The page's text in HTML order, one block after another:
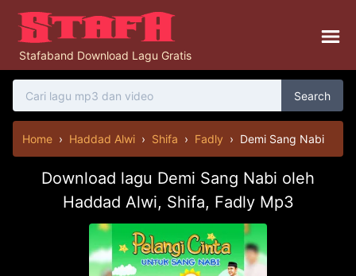
Stafaband Download Lagu Gratis
Search
Home › Haddad Alwi › Shifa › Fadly › Demi Sang Nabi
Download lagu Demi Sang Nabi oleh
Haddad Alwi, Shifa, Fadly Mp3